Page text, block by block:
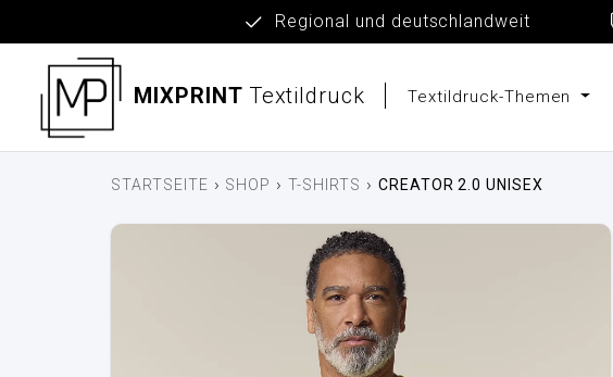
Regional und deutschlandweit
MIXPRINT Textildruck Textildruck-Themen
STARTSEITE › SHOP ›T-SHIRTS › CREATOR 2.0 UNISEX